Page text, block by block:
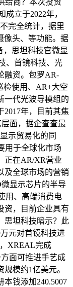
给商？本次投资
立于2022年，
完全统计，据里
像头、等功能。据
思坦科技官微显
、首镜科技、光
融资。包罗AR-
检使用、AR+大空
一代光波导模组的
2017年，目前其焦
面，据企查查最
示贸易化的同
用于全球化市场
正在AR/XR营业
及全球市场的营销
显示芯片的半导
用、高端消费电
资，目前企业具有
思坦科技暗示？此
元对首镜科技进
XREAL完成
面可推进手艺成
模约1亿美元。
钱添加240.5007